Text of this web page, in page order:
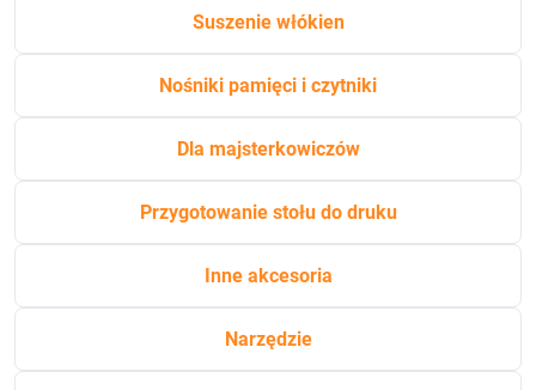
Suszenie włókien
Nośniki pamięci i czytniki
Dla majsterkowiczów
Przygotowanie stołu do druku
Inne akcesoria
Narzędzie